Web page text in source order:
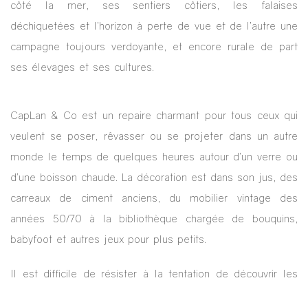
côté la mer, ses sentiers côtiers, les falaises
déchiquetées et l’horizon à perte de vue et de l’autre une
campagne toujours verdoyante, et encore rurale de part
ses élevages et ses cultures.
CapLan & Co est un repaire charmant pour tous ceux qui
veulent se poser, rêvasser ou se projeter dans un autre
monde le temps de quelques heures autour d’un verre ou
d’une boisson chaude. La décoration est dans son jus, des
carreaux de ciment anciens, du mobilier vintage des
années 50/70 à la bibliothèque chargée de bouquins,
babyfoot et autres jeux pour plus petits.
Il est difficile de résister à la tentation de découvrir les